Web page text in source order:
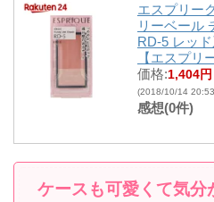
エスプリー
リーベール
RD-5 レッ
【エスプリ
価格:1,404円
(2018/10/14
感想(0件)
ケースも可愛くて気分